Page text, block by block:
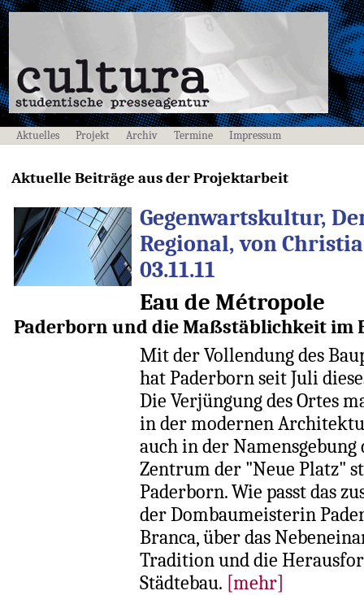
Aktuelles Projekt Archiv Termine Impressum
Aktuelle Beiträge aus der Projektarbeit
Gegenwartskultur,
Regional, von
03.11.11
Eau de Métropole
Paderborn und die Maßstäblichkeit im
Mit der Vollendung des
hat Paderborn seit Juli
Die Verjüngung des Ortes
in der modernen
auch in der Namensgebung
Zentrum der "Neue Platz"
Paderborn. Wie passt das
der Dombaumeisterin
Branca, über das
Tradition und die
Städtebau. [mehr]